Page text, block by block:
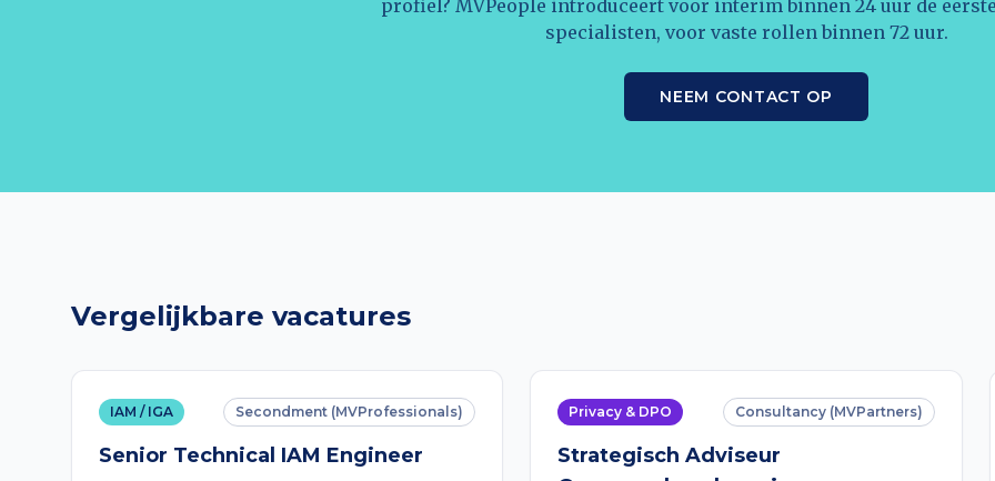
profiel? MVPeople introduceert voor interim binnen 24 uur de
specialisten, voor vaste rollen binnen 72 uur.
NEEM CONTACT OP
Vergelijkbare vacatures
IAM / IGA Secondment (MVProfessionals)
Senior Technical IAM Engineer
Privacy & DPO Consultancy (MVPartners)
Strategisch Adviseur